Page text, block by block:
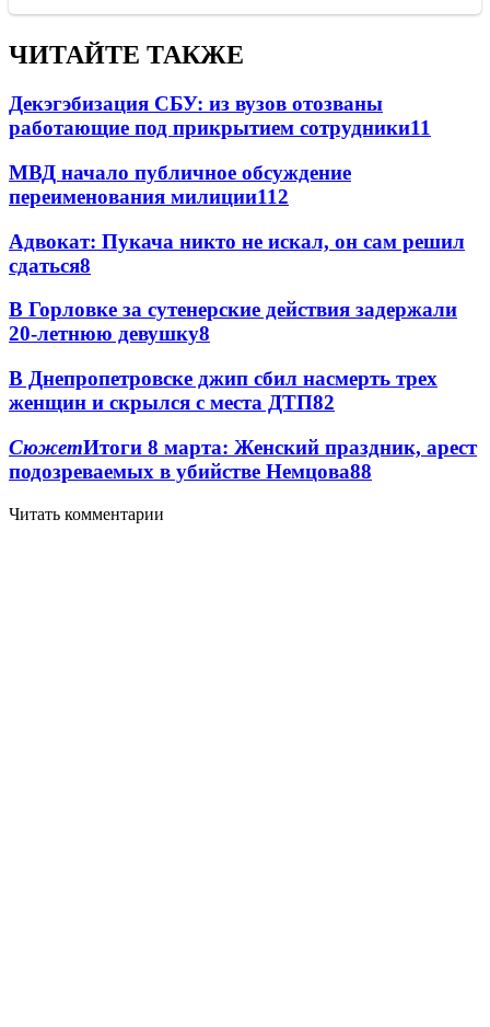
ЧИТАЙТЕ ТАКЖЕ
Декэгэбизация СБУ: из вузов отозваны
работающие под прикрытием сотрудники11
МВД начало публичное обсуждение
переименования милиции112
Адвокат: Пукача никто не искал, он сам решил
сдаться8
В Горловке за сутенерские действия задержали
20-летнюю девушку8
В Днепропетровске джип сбил насмерть трех
женщин и скрылся с места ДТП82
СюжетИтоги 8 марта: Женский праздник, арест
подозреваемых в убийстве Немцова88
Читать комментарии